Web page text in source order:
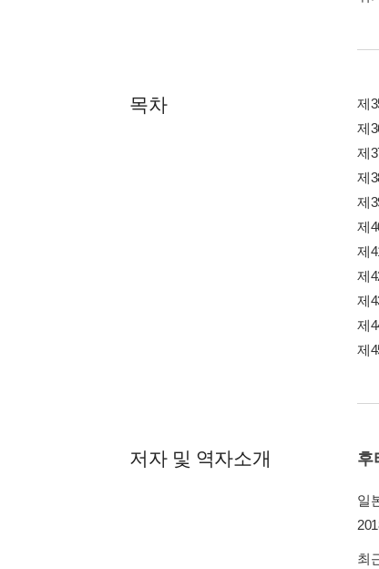
목차
제
제
제
제
제
제
제
제
제
제
제
저자 및 역자소개 후
일
최